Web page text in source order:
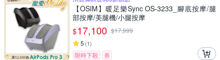
【OSIM】暖足樂Sync OS-3233_腳底按摩/腿
部按摩/美腿機/小腿按摩
$17,100 $17,999
5 (1)
限時下殺
券